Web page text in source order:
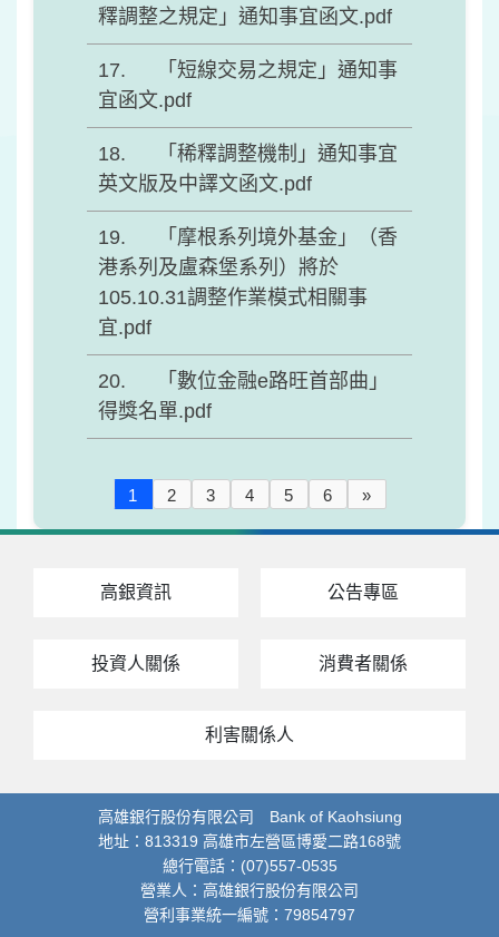
釋調整之規定」通知事宜函文.pdf
「短線交易之規定」通知事
宜函文.pdf
「稀釋調整機制」通知事宜
英文版及中譯文函文.pdf
「摩根系列境外基金」（香
港系列及盧森堡系列）將於
105.10.31調整作業模式相關事
宜.pdf
「數位金融e路旺首部曲」
得獎名單.pdf
1 2 3 4 5 6 »
高銀資訊 公告專區
投資人關係 消費者關係
利害關係人
高雄銀行股份有限公司 Bank of Kaohsiung
地址：813319 高雄市左營區博愛二路168號
總行電話：(07)557-0535
營業人：高雄銀行股份有限公司
營利事業統一編號：79854797